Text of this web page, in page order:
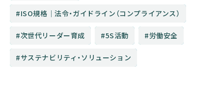
ISO規格│法令・ガイドライン（コンプライアンス）
次世代リーダー育成 5S活動 労働安全
サステナビリティ・ソリューション